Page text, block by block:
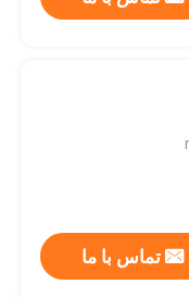
تماس با ما